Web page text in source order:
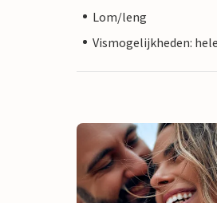
Lom/leng
Vismogelijkheden: